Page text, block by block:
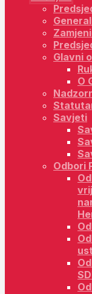
Glavni
O
Savjeti
Odbori